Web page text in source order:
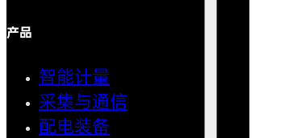
产品
智能计量
采集与通信
配电装备